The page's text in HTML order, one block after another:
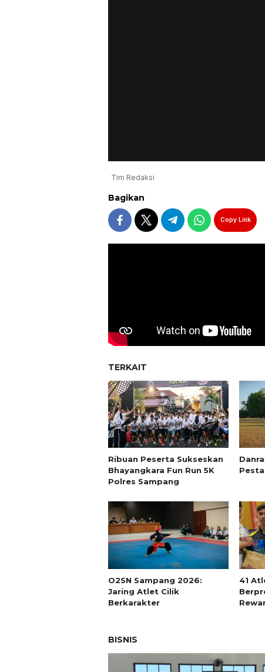
Tim Redaksi
Bagikan
Copy Link
TERKAIT
Ribuan Peserta Sukseskan
Bhayangkara Fun Run 5K
Polres Sampang
O2SN Sampang 2026:
Jaring Atlet Cilik
Berkarakter
41
BISNIS